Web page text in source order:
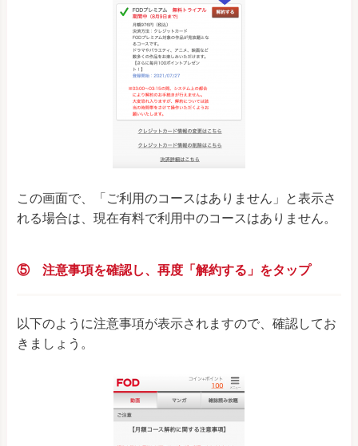
この画面で、「ご利用のコースはありません」と表示さ
れる場合は、現在有料で利用中のコースはありません。
⑤ 注意事項を確認し、再度「解約する」をタップ
以下のように注意事項が表示されますので、確認してお
きましょう。